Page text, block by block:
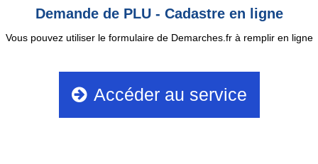
Demande de PLU - Cadastre en ligne
Vous pouvez utiliser le formulaire de Demarches.fr à remplir en ligne
Accéder au service